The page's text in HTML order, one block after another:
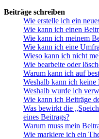
Beiträge schreiben
Wie erstelle ich ein
Wie kann ich einen
Wie kann ich meinem
Wie kann ich eine
Wieso kann ich nicht
Wie bearbeite oder
Warum kann ich auf
Weshalb kann ich keine
Weshalb wurde ich
Wie kann ich Beiträge
Was bewirkt die
eines Beitrags?
Warum muss mein
Wie markiere ich ein